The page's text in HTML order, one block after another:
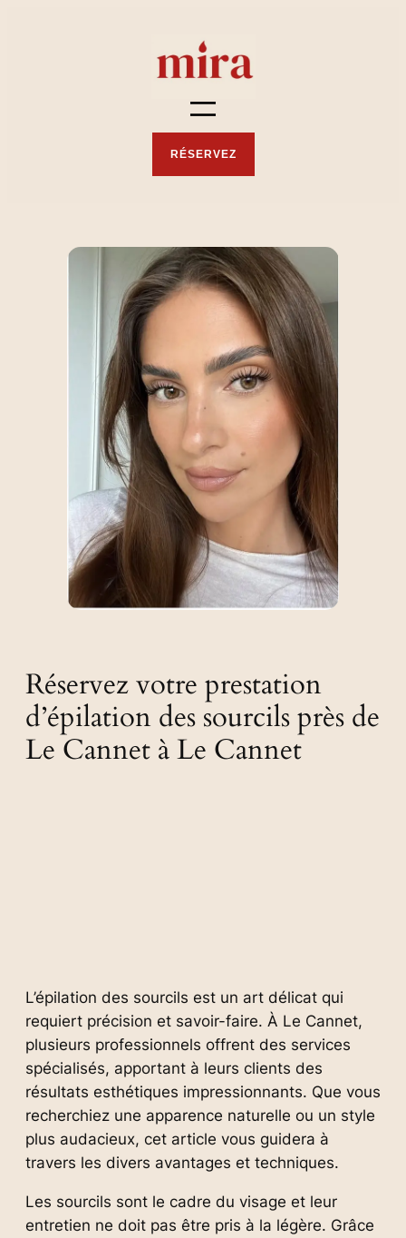
RÉSERVEZ
Réservez votre prestation
d’épilation des sourcils près de
Le Cannet à Le Cannet
L’épilation des sourcils est un art délicat qui
requiert précision et savoir-faire. À Le Cannet,
plusieurs professionnels offrent des services
spécialisés, apportant à leurs clients des
résultats esthétiques impressionnants. Que vous
recherchiez une apparence naturelle ou un style
plus audacieux, cet article vous guidera à
travers les divers avantages et techniques.
Les sourcils sont le cadre du visage et leur
entretien ne doit pas être pris à la légère. Grâce